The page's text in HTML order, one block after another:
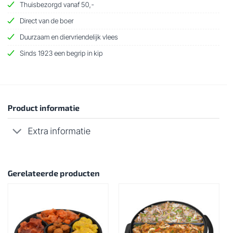
Thuisbezorgd vanaf 50,-
Direct van de boer
Duurzaam en diervriendelijk vlees
Sinds 1923 een begrip in kip
Product informatie
Extra informatie
Gerelateerde producten